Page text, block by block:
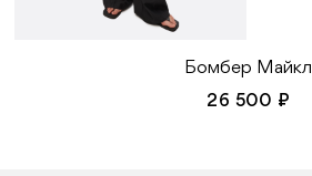
Бомбер Майкл
26 500 ₽